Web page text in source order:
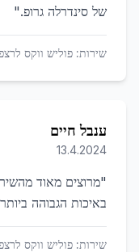
של סינדרלה גרופ."
שירות: פוליש ווקס
ענבל חיים
13.4.2024
"מרוצים מאוד
באיכות הגבוהה
שירות: פוליש ווקס